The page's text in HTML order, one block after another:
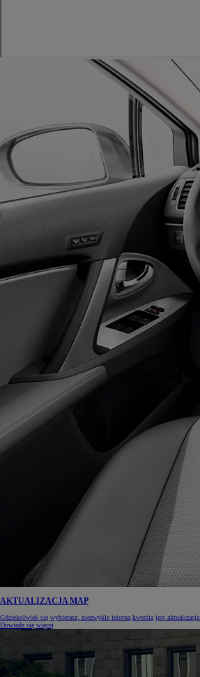
81 900 zł
AKTUALIZACJA MAP
Gdziekolwiek się wybierasz, niezwykle istotną kwestią jest
Dowiedz się więcej